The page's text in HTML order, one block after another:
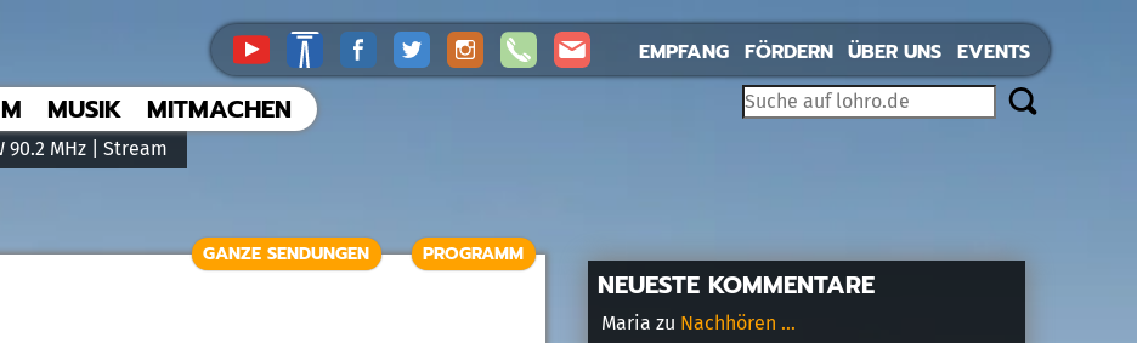
MHz | Stream
EMPFANG FÖRDERN ÜBER UNS EVENTS
MUSIK MITMACHEN
GANZE SENDUNGEN PROGRAMM
NEUESTE KOMMENTARE
Maria zu Nachhören …